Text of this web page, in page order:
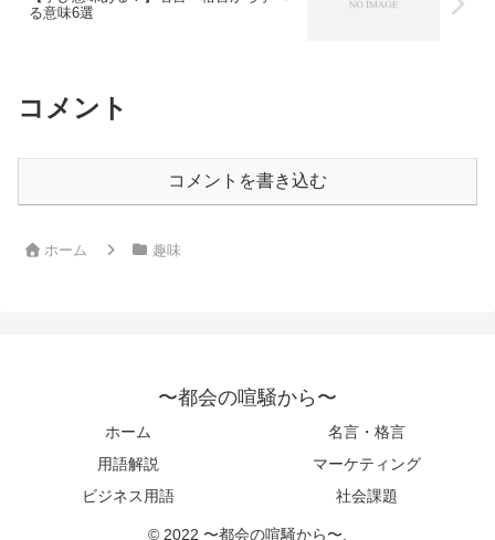
る意味6選
コメント
コメントを書き込む
ホーム 趣味
〜都会の喧騒から〜
ホーム
名言・格言
用語解説
マーケティング
ビジネス用語
社会課題
© 2022 〜都会の喧騒から〜.